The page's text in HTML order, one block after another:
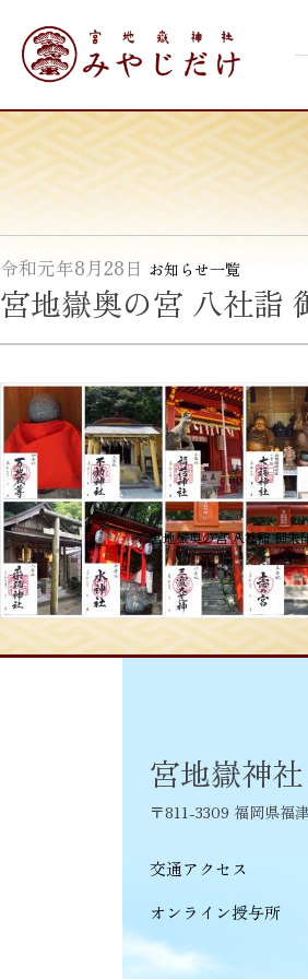
content
令和元年8月28日 お知らせ一覧
宮地嶽奥の宮 八社詣
投
稿
ナ
ビ
シ
ョ
ン
≪宮地嶽奥の宮 八社詣 御朱
宮地嶽神社
〒811-3309 福岡県福
交通アクセス
オンライン授与所